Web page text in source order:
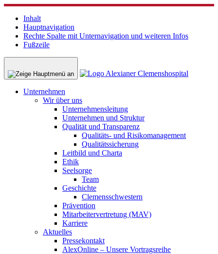
Inhalt
Hauptnavigation
Rechte Spalte mit Unternavigation und weiteren Infos
Fußzeile
Unternehmen
Wir über uns
Unternehmensleitung
Unternehmen und Struktur
Qualität und Transparenz
Qualitäts- und Risikomanagement
Qualitätssicherung
Leitbild und Charta
Ethik
Seelsorge
Team
Geschichte
Clemensschwestern
Prävention
Mitarbeitervertretung (MAV)
Karriere
Aktuelles
Pressekontakt
AlexOnline – Unsere Vortragsreihe